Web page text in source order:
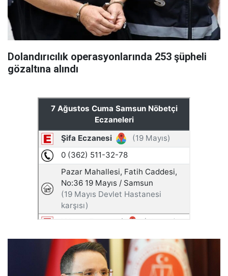
Dolandırıcılık operasyonlarında 253 şüpheli
gözaltına alındı